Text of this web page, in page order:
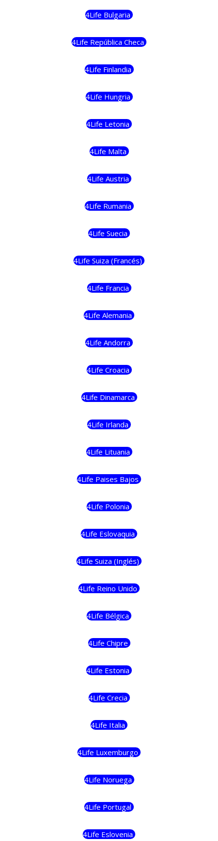
4Life Bulgaria
4Life República Checa
4Life Finlandia
4Life Hungria
4Life Letonia
4Life Malta
4Life Austria
4Life Rumania
4Life Suecia
4Life Suiza (Francés)
4Life Francia
4Life Alemania
4Life Andorra
4Life Croacia
4Life Dinamarca
4Life Irlanda
4Life Lituania
4Life Paises Bajos
4Life Polonia
4Life Eslovaquia
4Life Suiza (Inglés)
4Life Reino Unido
4Life Bélgica
4Life Chipre
4Life Estonia
4Life Crecia
4Life Italia
4Life Luxemburgo
4Life Noruega
4Life Portugal
4Life Eslovenia